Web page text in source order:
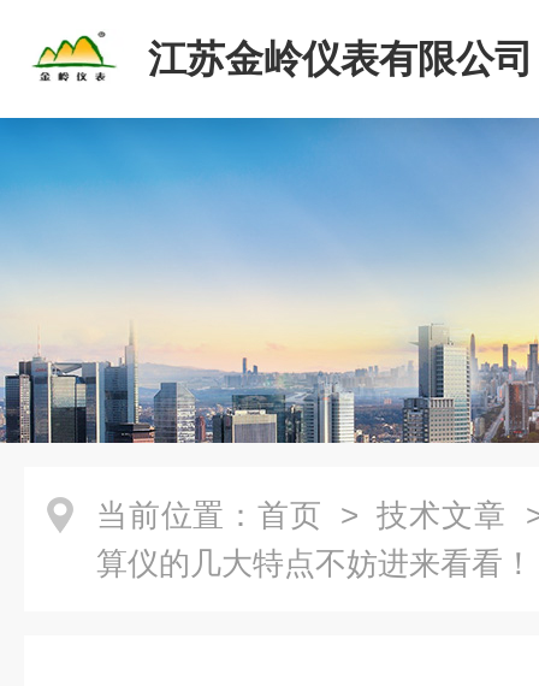
江苏金岭仪表有限公司
当前位置： 首页 > 技术文章
算仪的几大特点不妨进来看看！